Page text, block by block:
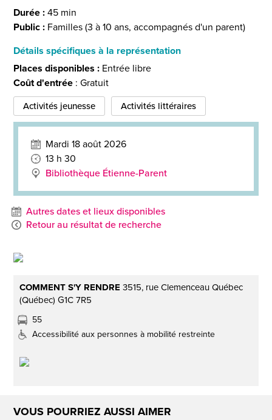
Durée :45 min
Public : Familles (3 à 10 ans, accompagnés d'un parent)
Détails spécifiques à la représentation
Places disponibles : Entrée libre
Coût d'entrée : Gratuit
Activités jeunesse Activités littéraires
Mardi 18 août 2026
13 h 30
Bibliothèque Étienne-Parent
Autres dates et lieux disponibles
Retour au résultat de recherche
COMMENT S'Y RENDRE 3515, rue Clemenceau Québec
(Québec) G1C 7R5
55
Accessibilité aux personnes à mobilité restreinte
VOUS POURRIEZ AUSSI AIMER